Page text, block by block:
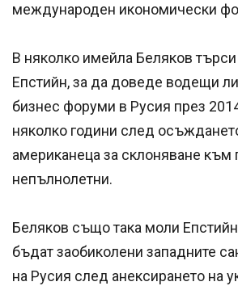
международен икономически
В няколко имейла Беляков
Епстийн, за да доведе водещи
бизнес форуми в Русия през
няколко години след
американеца за склоняване към
непълнолетни.
Беляков също така моли
бъдат заобиколени западните
на Русия след анексирането на